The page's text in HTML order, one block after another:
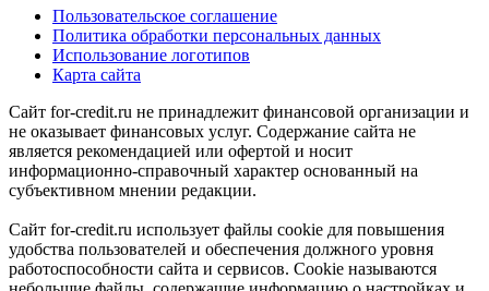
Пользовательское соглашение
Политика обработки персональных данных
Использование логотипов
Карта сайта
Сайт for-credit.ru не принадлежит финансовой организации и
не оказывает финансовых услуг. Содержание сайта не
является рекомендацией или офертой и носит
информационно-справочный характер основанный на
субъективном мнении редакции.
Сайт for-credit.ru использует файлы cookie для повышения
удобства пользователей и обеспечения должного уровня
работоспособности сайта и сервисов. Cookie называются